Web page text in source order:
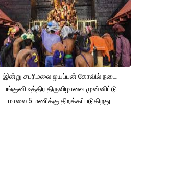
இன்று சபரிமலை ஐயப்பன் கோவில் நடை
பங்குனி உத்திர திருவிழாவை முன்னிட்டு
மாலை 5 மணிக்கு திறக்கப்படுகிறது.